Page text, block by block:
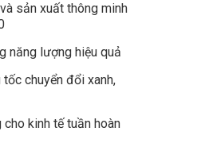
sản xuất thông minh
năng lượng hiệu quả
chuyển đổi xanh,
kinh tế tuần hoàn